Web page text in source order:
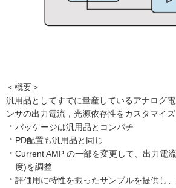
＜概要＞
汎用品としてすでに量産しているアナログ
ンサの出力電流，光源依存性をカスタマイズ
パッケージは汎用品とコンパチ
PD配置も汎用品と同じ
Current AMP の一部を変更して、出力電
度)を調整
評価用に特性を振ったサンプルを提供し